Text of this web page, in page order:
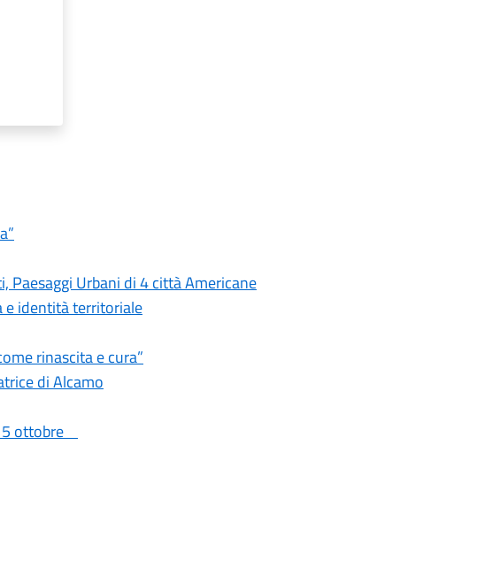
Paesaggi Urbani di 4 città Americane
e identità territoriale
rinascita e cura”
di Alcamo
5 ottobre